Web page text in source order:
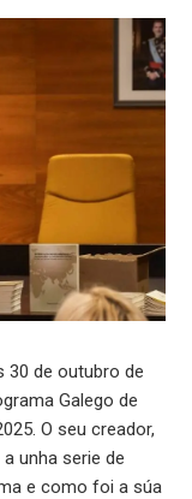
30 de outubro de
Galego de
O seu creador,
unha serie de
e como foi a súa